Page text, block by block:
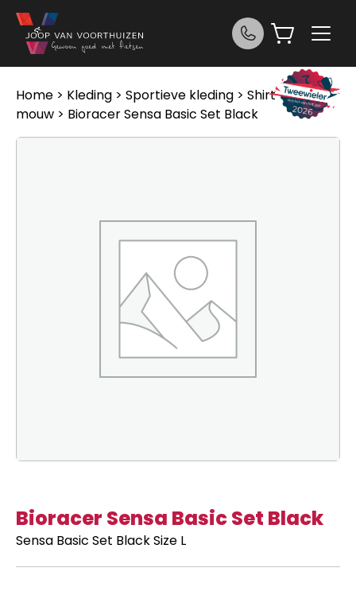
Ga naar de inhoud
Home > Kleding > Sportieve kleding > Shirt korte
mouw > Bioracer Sensa Basic Set Black
Bioracer Sensa Basic Set Black
Sensa Basic Set Black Size L